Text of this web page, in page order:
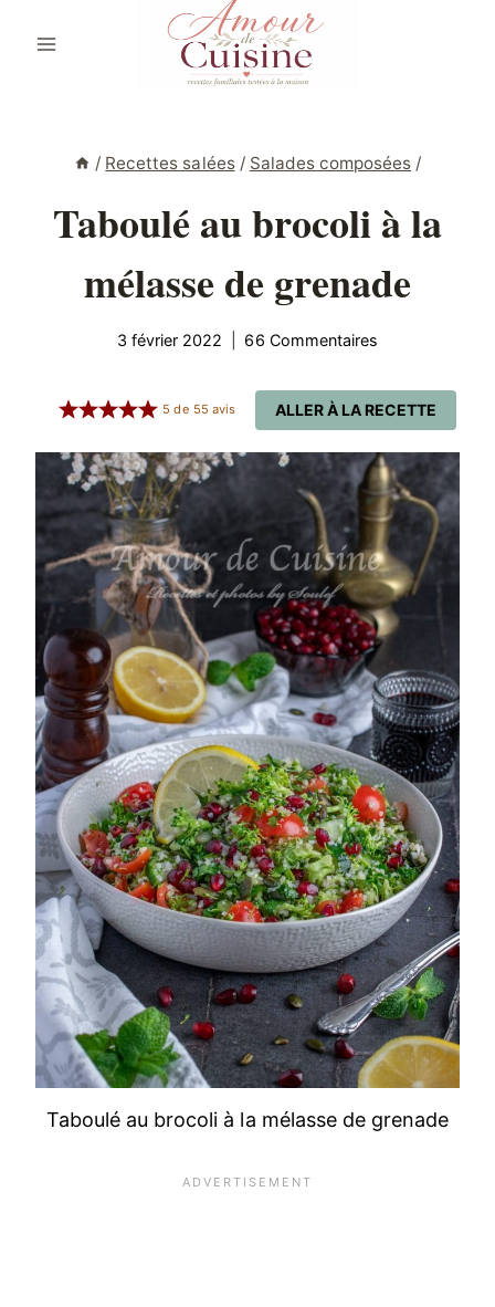
/ Recettes salées / Salades composées /
Taboulé au brocoli à la
mélasse de grenade
3 février 2022 66 Commentaires
ALLER À LA RECETTE
5 de 55 avis
Taboulé au brocoli à la mélasse de grenade